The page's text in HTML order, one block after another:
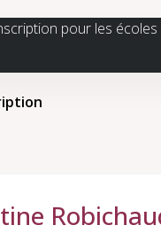
pour les